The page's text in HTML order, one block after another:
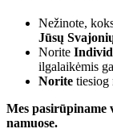
Nežinote,
Jūsų
Norite
ilgalaikėmis
Norite tiesiog
Mes pasirūpiname
namuose.